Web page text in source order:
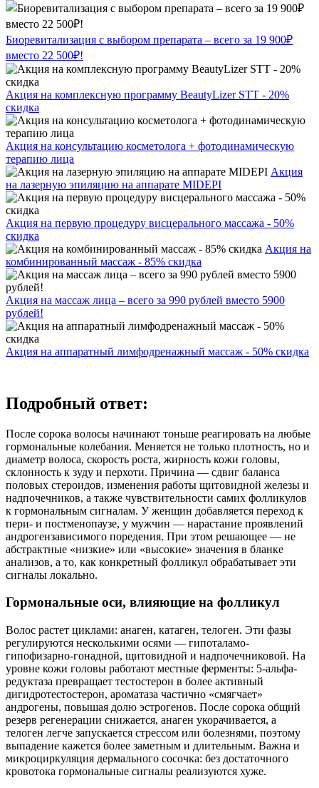
Биоревитализация с выбором препарата – всего за 19 900₽
вместо 22 500₽!
Акция на комплексную программу BeautyLizer STT - 20%
скидка
Акция на консультацию косметолога + фотодинамическую
терапию лица
Акция
на лазерную эпиляцию на аппарате MIDEPI
Акция на первую процедуру висцерального массажа - 50%
скидка
Акция на
комбинированный массаж - 85% скидка
Акция на массаж лица – всего за 990 рублей вместо 5900
рублей!
Акция на аппаратный лимфодренажный массаж - 50% скидка
Подробный ответ:
После сорока волосы начинают тоньше реагировать на любые
гормональные колебания. Меняется не только плотность, но и
диаметр волоса, скорость роста, жирность кожи головы,
склонность к зуду и перхоти. Причина — сдвиг баланса
половых стероидов, изменения работы щитовидной железы и
надпочечников, а также чувствительности самих фолликулов
к гормональным сигналам. У женщин добавляется переход к
пери- и постменопаузе, у мужчин — нарастание проявлений
андрогензависимого поредения. При этом решающее — не
абстрактные «низкие» или «высокие» значения в бланке
анализов, а то, как конкретный фолликул обрабатывает эти
сигналы локально.
Гормональные оси, влияющие на фолликул
Волос растет циклами: анаген, катаген, телоген. Эти фазы
регулируются несколькими осями — гипоталамо-
гипофизарно-гонадной, щитовидной и надпочечниковой. На
уровне кожи головы работают местные ферменты: 5-альфа-
редуктаза превращает тестостерон в более активный
дигидротестостерон, ароматаза частично «смягчает»
андрогены, повышая долю эстрогенов. После сорока общий
резерв регенерации снижается, анаген укорачивается, а
телоген легче запускается стрессом или болезнями, поэтому
выпадение кажется более заметным и длительным. Важна и
микроциркуляция дермального сосочка: без достаточного
кровотока гормональные сигналы реализуются хуже.